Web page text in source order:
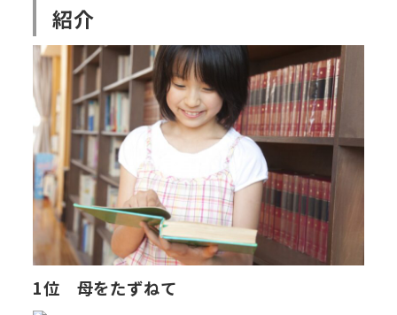
紹介
1位 母をたずねて